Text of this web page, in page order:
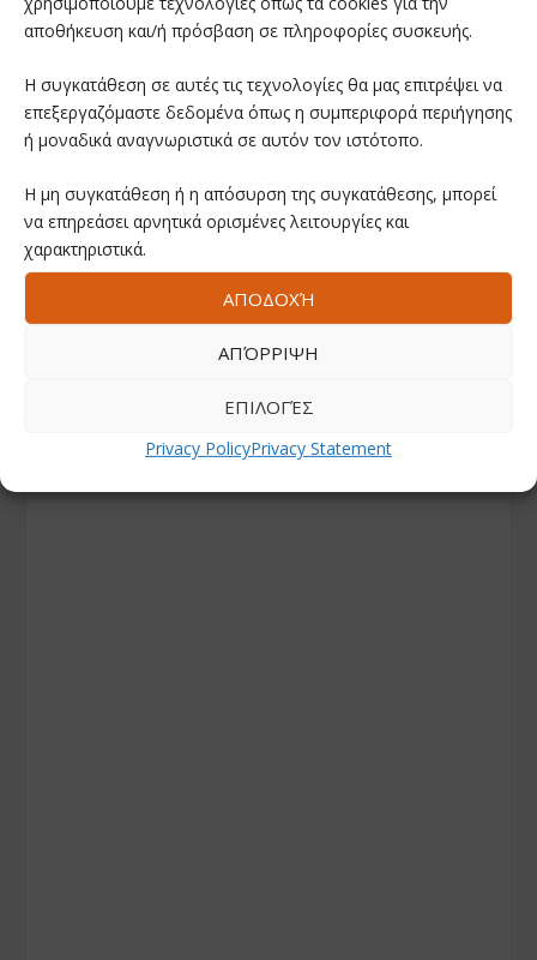
αποθήκευση και/ή πρόσβαση σε πληροφορίες συσκευής.
Η συγκατάθεση σε αυτές τις τεχνολογίες θα μας επιτρέψει να
επεξεργαζόμαστε δεδομένα όπως η συμπεριφορά περιήγησης
ή μοναδικά αναγνωριστικά σε αυτόν τον ιστότοπο.
Η μη συγκατάθεση ή η απόσυρση της συγκατάθεσης, μπορεί
να επηρεάσει αρνητικά ορισμένες λειτουργίες και
χαρακτηριστικά.
ΑΠΟΔΟΧΉ
ΑΠΌΡΡΙΨΗ
ΕΠΙΛΟΓΈΣ
Privacy PolicyPrivacy Statement